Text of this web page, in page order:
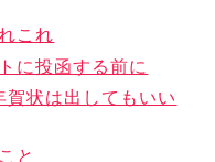
これ
に投函する前に
状は出してもいい
と